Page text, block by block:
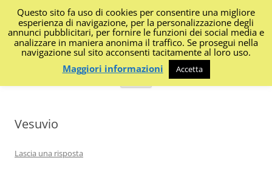
I Diari di Portanapoli
Impressioni, sapori, colori dalla regione
Vai
Vesuvio
Lascia una risposta
Questo sito fa uso di cookies per consentire una migliore
esperienza di navigazione, per la personalizzazione degli
annunci pubblicitari, per fornire le funzioni dei social media e
analizzare in maniera anonima il traffico. Se prosegui nella
navigazione sul sito acconsenti tacitamente al loro uso.
Maggiori informazioni
Accetta